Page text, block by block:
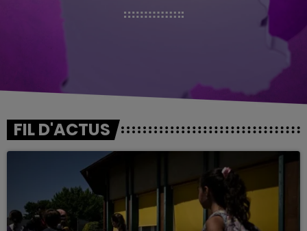
FIL D'ACTUS